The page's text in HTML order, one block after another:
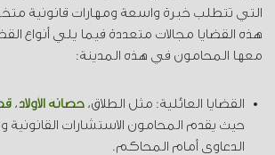
التي تتطلب خبرة واسعة ومهارات قانونية
هذه القضايا مجالات متعددة فيما يلي أنواع
معها المحامون في هذه المدينة:
القضايا العائلية: مثل الطلاق،حضانة الأولاد،
حيث يقدم المحامون الاستشارات
الدعاوى أمام المحاكم.